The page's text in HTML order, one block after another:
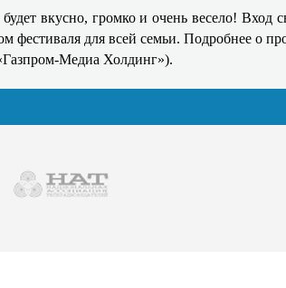
вкусно, громко и очень весело! Вход
для всей семьи. Подробнее о
Медиа Холдинг»).